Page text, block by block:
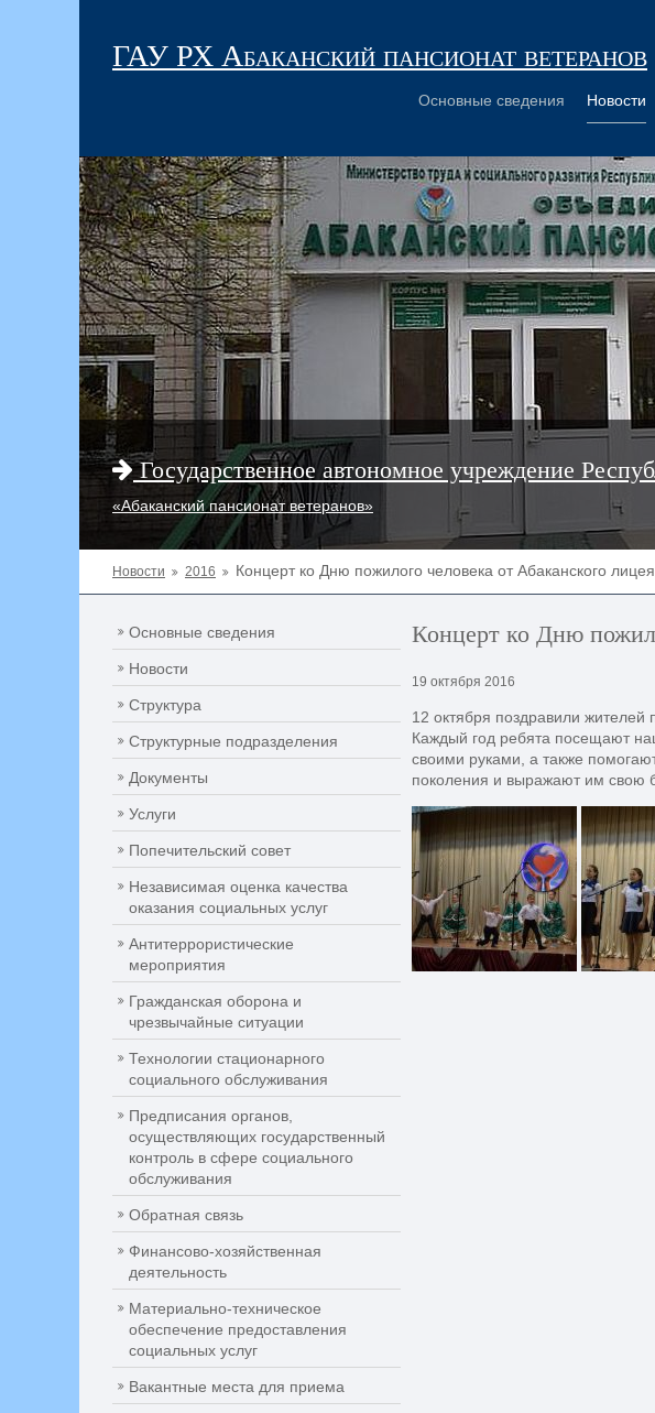
ГАУ РХ Абаканский пансионат ветеранов
Основные сведения Новости
Государственное автономное учреждение
«Абаканский пансионат ветеранов»
Новости 2016 Концерт ко Дню пожилого человека от Абаканского лицея
Основные сведения
Новости
Структура
Структурные подразделения
Документы
Услуги
Попечительский совет
Независимая оценка качества
оказания социальных услуг
Антитеррористические
мероприятия
Гражданская оборона и
чрезвычайные ситуации
Технологии стационарного
социального обслуживания
Предписания органов,
осуществляющих государственный
контроль в сфере социального
обслуживания
Обратная связь
Финансово-хозяйственная
деятельность
Материально-техническое
обеспечение предоставления
социальных услуг
Вакантные места для приема
Концерт ко Дню
19 октября 2016
12 октября поздравили
Каждый год ребята посещают
своими руками, а также
поколения и выражают им свою